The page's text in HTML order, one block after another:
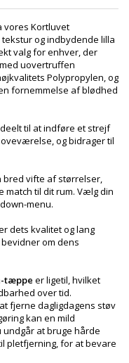
vores Kortluvet
og indbydende lilla
valg for enhver, der
uovertruffen
Polypropylen, og
fornemmelse af blødhed
til at indføre et strejf
og bidrager til
bred vifte af størrelser,
til dit rum. Vælg din
menu.
dets kvalitet og lang
om dens
tæppe er ligetil, hvilket
over tid.
fjerne dagligdagens støv
kan en mild
at bruge hårde
pletfjerning, for at bevare